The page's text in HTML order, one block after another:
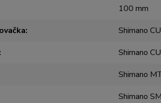
100 mm
Shimano
Shimano
Shimano
Shimano